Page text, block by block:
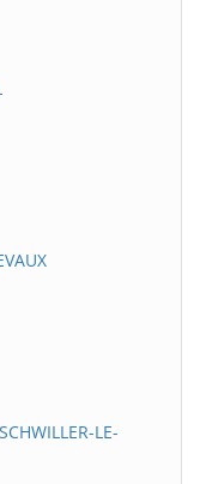
LE-